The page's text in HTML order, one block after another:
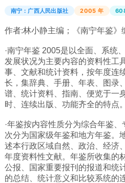
西藏
上海
山西
黑龙江
吉林
河北
内蒙
青海
新疆
南宁：广西人民出版社 2005 年
作者:林小静主编；《南宁年鉴》
·南宁年鉴 2005是以全面、系统
发展状况为主要内容的资料性工
事、文献和统计资料，按年度连
长，集辞典、手册、年表、图录
谱、统计资料、指南、便览于一
时、连续出版、功能齐全的特点
·年鉴按内容性质分为综合年鉴
次分为国家级年鉴和地方年鉴。
述本行政区域自然、政治、经济
年度资料性文献。年鉴所收集的
公报、国家重要报刊的报道和统
的总结、统计意义和比较系统的